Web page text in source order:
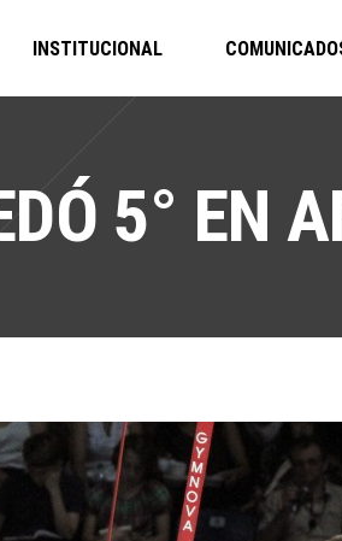
INSTITUCIONAL
5° EN